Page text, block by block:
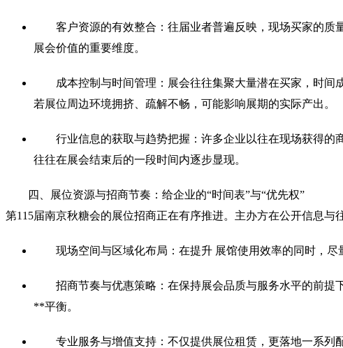
客户资源的有效整合：往届业者普遍反映，现场买家的
展会价值的重要维度。
成本控制与时间管理：展会往往集聚大量潜在买家，时
若展位周边环境拥挤、疏解不畅，可能影响展期的实际产出。
行业信息的获取与趋势把握：许多企业以往在现场获得的
往往在展会结束后的一段时间内逐步显现。
四、展位资源与招商节奏：给企业的“时间表”与“优先权”
第115届南京秋糖会的展位招商正在有序推进。主办方在公开信息与
现场空间与区域化布局：在提升 展馆使用效率的同时，
招商节奏与优惠策略：在保持展会品质与服务水平的前
**平衡。
专业服务与增值支持：不仅提供展位租赁，更落地一系